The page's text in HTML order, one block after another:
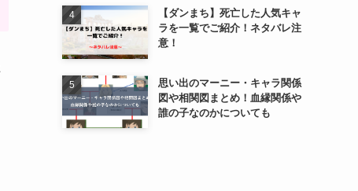
【ダンまち】死亡した人気キャ
ラを一覧でご紹介！ネタバレ注
意！
思い出のマーニー・キャラ関係
図や相関図まとめ！血縁関係や
誰の子なのかについても